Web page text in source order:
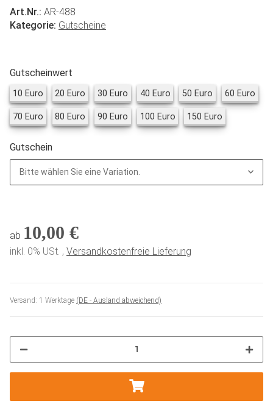
Art.Nr.: AR-488
Kategorie: Gutscheine
Gutscheinwert
10 Euro10 Euro
20 Euro 20 Euro
30 Euro30 Euro
40 Euro40 Euro
50 Euro 50 Euro
60 Euro60
70 Euro70 Euro
80 Euro 80 Euro
90 Euro90 Euro
100 Euro100 Euro
150 Euro
Gutschein
Bitte wählen Sie eine Variation.
ab 10,00 €
inkl. 0% USt. , Versandkostenfreie Lieferung
Versand: 1 Werktage (DE - Ausland abweichend)